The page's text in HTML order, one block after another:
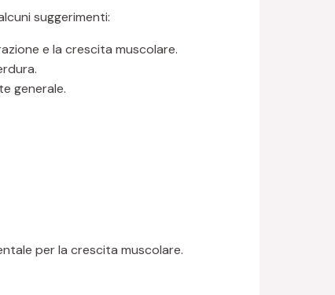
suggerimenti:
e la crescita muscolare.
generale.
per la crescita muscolare.